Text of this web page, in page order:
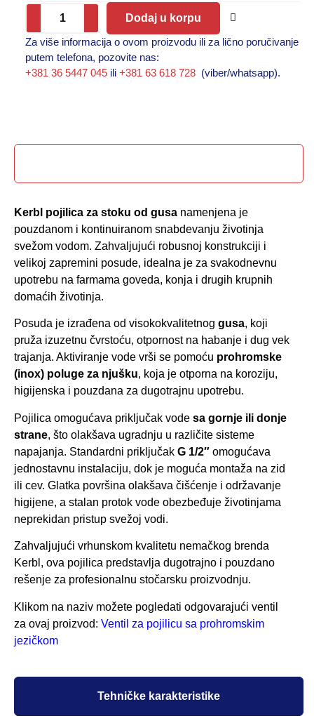
Za više informacija o ovom proizvodu ili za lično poručivanje
putem telefona, pozovite nas:
+381 36 5447 045 ili +381 63 618 728 (viber/whatsapp).
Dodaj u korpu
Tehničke karakteristike
Kerbl pojilica za stoku od gusa namenjena je
pouzdanom i kontinuiranom snabdevanju životinja
svežom vodom. Zahvaljujući robusnoj konstrukciji i
velikoj zapremini posude, idealna je za svakodnevnu
upotrebu na farmama goveda, konja i drugih krupnih
domaćih životinja.
Posuda je izrađena od visokokvalitetnog gusa, koji
pruža izuzetnu čvrstoću, otpornost na habanje i dug vek
trajanja. Aktiviranje vode vrši se pomoću prohromske
(inox) poluge za njušku, koja je otporna na koroziju,
higijenska i pouzdana za dugotrajnu upotrebu.
Pojilica omogućava priključak vode sa gornje ili donje
strane, što olakšava ugradnju u različite sisteme
napajanja. Standardni priključak G 1/2″ omogućava
jednostavnu instalaciju, dok je moguća montaža na zid
ili cev. Glatka površina olakšava čišćenje i održavanje
higijene, a stalan protok vode obezbeđuje životinjama
neprekidan pristup svežoj vodi.
Zahvaljujući vrhunskom kvalitetu nemačkog brenda
Kerbl, ova pojilica predstavlja dugotrajno i pouzdano
rešenje za profesionalnu stočarsku proizvodnju.
Klikom na naziv možete pogledati odgovarajući ventil
za ovaj proizvod: Ventil za pojilicu sa prohromskim
jezičkom